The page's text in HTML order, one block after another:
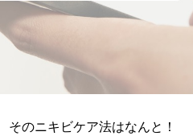
そのニキビケア法はなんと！